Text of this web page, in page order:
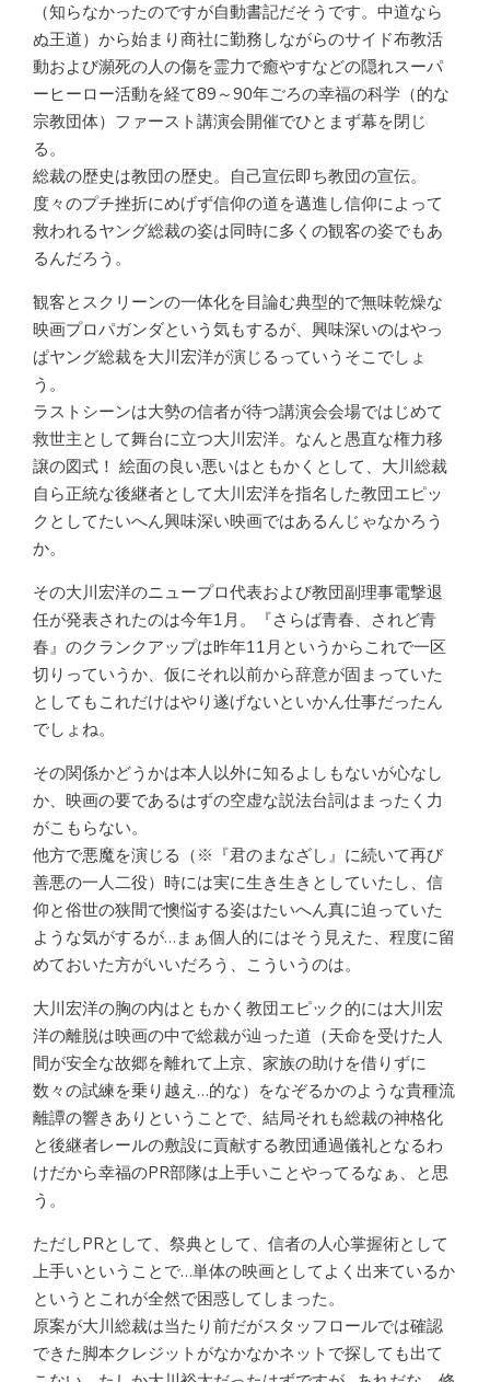
（知らなかったのですが自動書記だそうです。中道なら
ぬ王道）から始まり商社に勤務しながらのサイド布教活
動および瀕死の人の傷を霊力で癒やすなどの隠れスーパ
ーヒーロー活動を経て89～90年ごろの幸福の科学（的な
宗教団体）ファースト講演会開催でひとまず幕を閉じ
る。
総裁の歴史は教団の歴史。自己宣伝即ち教団の宣伝。
度々のプチ挫折にめげず信仰の道を邁進し信仰によって
救われるヤング総裁の姿は同時に多くの観客の姿でもあ
るんだろう。
観客とスクリーンの一体化を目論む典型的で無味乾燥な
映画プロパガンダという気もするが、興味深いのはやっ
ぱヤング総裁を大川宏洋が演じるっていうそこでしょ
う。
ラストシーンは大勢の信者が待つ講演会会場ではじめて
救世主として舞台に立つ大川宏洋。なんと愚直な権力移
譲の図式！ 絵面の良い悪いはともかくとして、大川総裁
自ら正統な後継者として大川宏洋を指名した教団エピッ
クとしてたいへん興味深い映画ではあるんじゃなかろう
か。
その大川宏洋のニュープロ代表および教団副理事電撃退
任が発表されたのは今年1月。『さらば青春、されど青
春』のクランクアップは昨年11月というからこれで一区
切りっていうか、仮にそれ以前から辞意が固まっていた
としてもこれだけはやり遂げないといかん仕事だったん
でしょね。
その関係かどうかは本人以外に知るよしもないが心なし
か、映画の要であるはずの空虚な説法台詞はまったく力
がこもらない。
他方で悪魔を演じる（※『君のまなざし』に続いて再び
善悪の一人二役）時には実に生き生きとしていたし、信
仰と俗世の狭間で懊悩する姿はたいへん真に迫っていた
ような気がするが…まぁ個人的にはそう見えた、程度に留
めておいた方がいいだろう、こういうのは。
大川宏洋の胸の内はともかく教団エピック的には大川宏
洋の離脱は映画の中で総裁が辿った道（天命を受けた人
間が安全な故郷を離れて上京、家族の助けを借りずに
数々の試練を乗り越え…的な）をなぞるかのような貴種流
離譚の響きありということで、結局それも総裁の神格化
と後継者レールの敷設に貢献する教団通過儀礼となるわ
けだから幸福のPR部隊は上手いことやってるなぁ、と思
う。
ただしPRとして、祭典として、信者の人心掌握術として
上手いということで…単体の映画としてよく出来ているか
というとこれが全然で困惑してしまった。
原案が大川総裁は当たり前だがスタッフロールでは確認
できた脚本クレジットがなかなかネットで探しても出て